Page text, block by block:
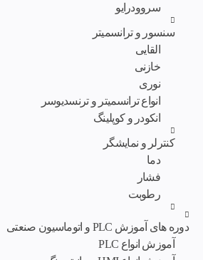
سروودرایو
سنسور و ترانسمیتر
القایی
خازنی
نوری
انواع ترانسمیتر و ترنسدیوسر
انکودر و کوپلینگ
کنترلر و نمایشگر
دما
فشار
رطوبت
دوره های آموزش PLC و اتوماسیون صنعتی
آموزش انواع PLC